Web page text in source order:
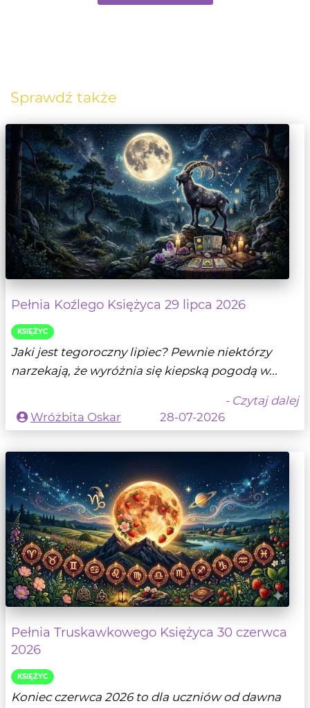
Sprawdź także
Pełnia Koźlego Księżyca 29 lipca 2026
KSIĘŻYC
Jaki jest tegoroczny lipiec? Pewnie niektórzy
narzekają, że wyróżnia się kiepską pogodą w...
- Czytaj dalej
Wróżbita Oskar
28-07-2026
Pełnia Truskawkowego Księżyca 30 czerwca
2026
KSIĘŻYC
Koniec czerwca 2026 to dla uczniów od dawna